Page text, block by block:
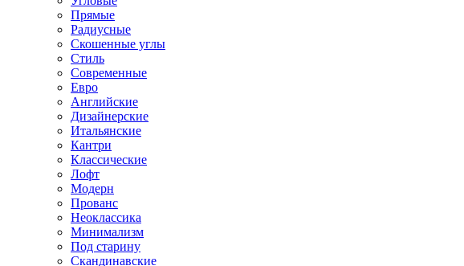
Прямые
Радиусные
Скошенные углы
Стиль
Современные
Евро
Английские
Дизайнерские
Итальянские
Кантри
Классические
Лофт
Модерн
Прованс
Неоклассика
Минимализм
Под старину
Скандинавские